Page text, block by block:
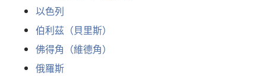
以色列
伯利茲（貝里斯）
佛得角（維德角）
俄羅斯